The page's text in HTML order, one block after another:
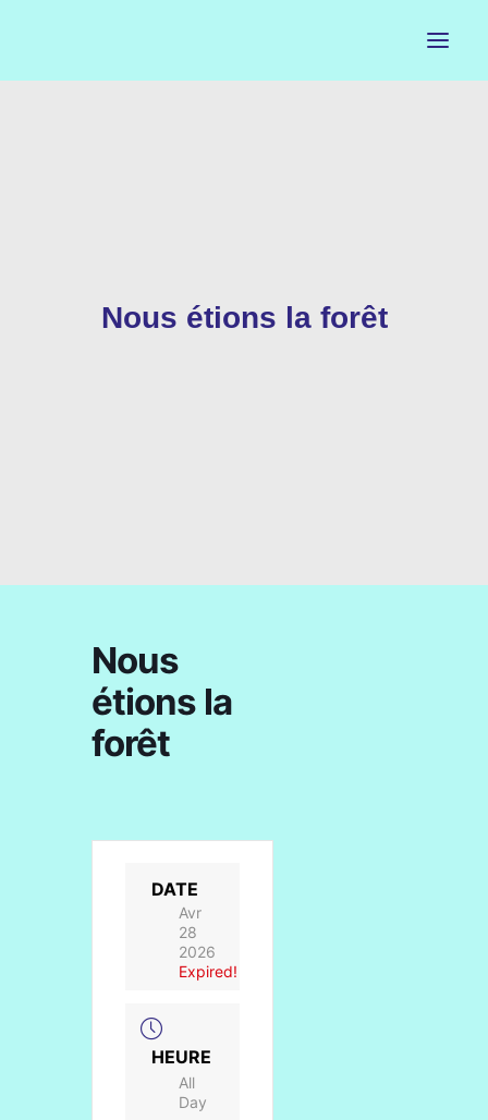
CALENDRIERNous étions la forêt
Nous
étions la
forêt
DATE
Avr
28
2026
Expired!
HEURE
All
Day